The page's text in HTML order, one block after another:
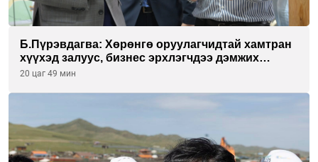
Б.Пүрэвдагва: Хөрөнгө оруулагчидтай хамтран
хүүхэд залуус, бизнес эрхлэгчдээ дэмжих
инкубатор төвүүдийг хотын захын
20 цаг 49 мин